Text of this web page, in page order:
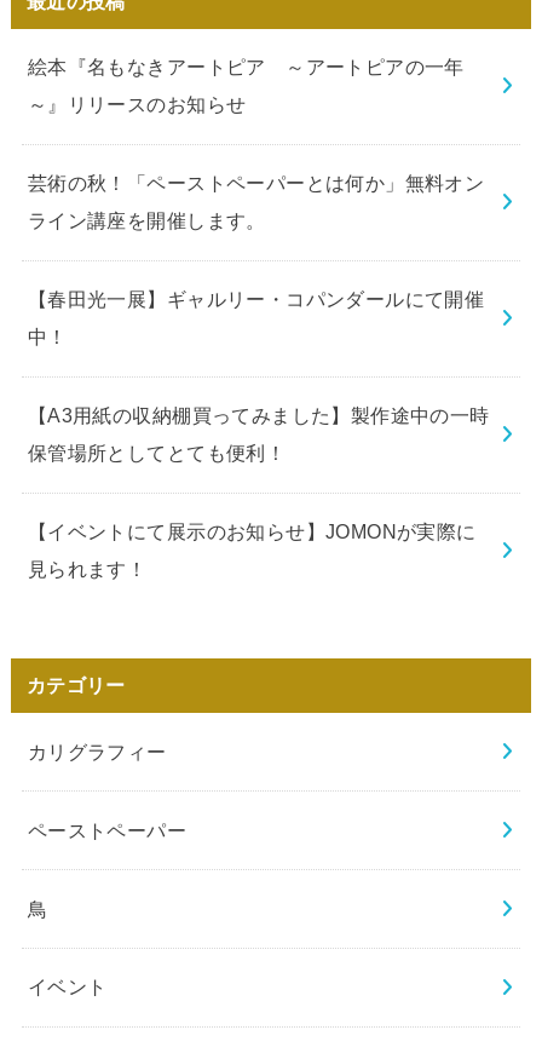
絵本『名もなきアートピア ～アートピアの一年
～』リリースのお知らせ
芸術の秋！「ペーストペーパーとは何か」無料オン
ライン講座を開催します。
【春田光一展】ギャルリー・コパンダールにて開催
中！
【A3用紙の収納棚買ってみました】製作途中の一時
保管場所としてとても便利！
【イベントにて展示のお知らせ】JOMONが実際に
見られます！
カテゴリー
カリグラフィー
ペーストペーパー
鳥
イベント